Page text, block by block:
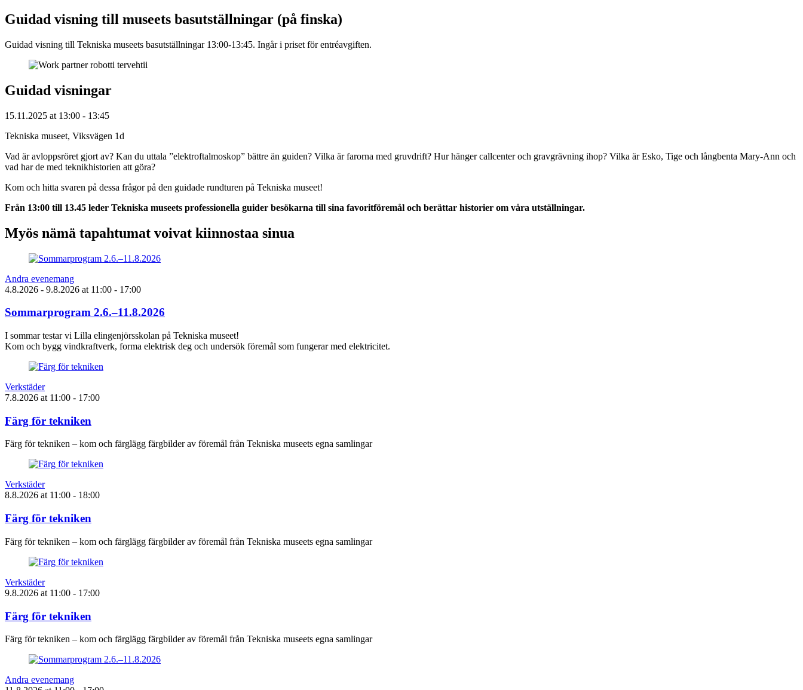
Guidad visning till museets basutställningar (på finska)
Guidad visning till Tekniska museets basutställningar 13:00-13:45. Ingår i priset för entréavgiften.
Guidad visningar
15.11.2025 at 13:00 - 13:45
Tekniska museet, Viksvägen 1d
Vad är avloppsröret gjort av? Kan du uttala ”elektroftalmoskop” bättre än guiden? Vilka är farorna med gruvdrift? Hur hänger callcenter och gravgrävning ihop? Vilka är Esko, Tige och långbenta Mary-Ann och
vad har de med teknikhistorien att göra?
Kom och hitta svaren på dessa frågor på den guidade rundturen på Tekniska museet!
Från 13:00 till 13.45 leder Tekniska museets professionella guider besökarna till sina favoritföremål och berättar historier om våra utställningar.
Myös nämä tapahtumat voivat kiinnostaa sinua
Andra evenemang
4.8.2026 - 9.8.2026 at 11:00 - 17:00
Sommarprogram 2.6.–11.8.2026
I sommar testar vi Lilla elingenjörsskolan på Tekniska museet!
Kom och bygg vindkraftverk, forma elektrisk deg och undersök föremål som fungerar med elektricitet.
Verkstäder
7.8.2026 at 11:00 - 17:00
Färg för tekniken
Färg för tekniken – kom och färglägg färgbilder av föremål från Tekniska museets egna samlingar
Verkstäder
8.8.2026 at 11:00 - 18:00
Färg för tekniken
Färg för tekniken – kom och färglägg färgbilder av föremål från Tekniska museets egna samlingar
Verkstäder
9.8.2026 at 11:00 - 17:00
Färg för tekniken
Färg för tekniken – kom och färglägg färgbilder av föremål från Tekniska museets egna samlingar
Andra evenemang